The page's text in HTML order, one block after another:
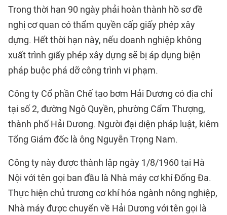
Trong thời hạn 90 ngày phải hoàn thành hồ sơ đề
nghị cơ quan có thẩm quyền cấp giấy phép xây
dựng. Hết thời hạn này, nếu doanh nghiệp không
xuất trình giấy phép xây dựng sẽ bị áp dụng biện
pháp buộc phá dỡ công trình vi phạm.
Công ty Cổ phần Chế tạo bơm Hải Dương có địa chỉ
tại số 2, đường Ngô Quyền, phường Cẩm Thượng,
thành phố Hải Dương. Người đại diện pháp luật, kiêm
Tổng Giám đốc là ông Nguyễn Trọng Nam.
Công ty này được thành lập ngày 1/8/1960 tại Hà
Nội với tên gọi ban đầu là Nhà máy cơ khí Đống Đa.
Thực hiện chủ trương cơ khí hóa ngành nông nghiệp,
Nhà máy được chuyển về Hải Dương với tên gọi là